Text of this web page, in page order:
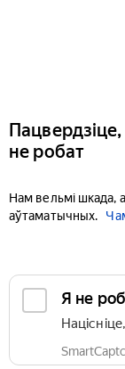
не робат
Нам вельмі шкада,
аўтаматычных.
Я не